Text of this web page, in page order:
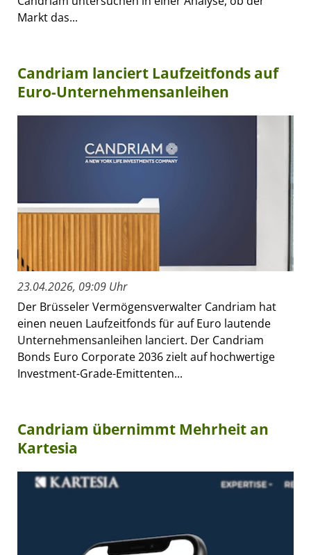
Markt das...
Candriam lanciert Laufzeitfonds auf
Euro-Unternehmensanleihen
23.04.2026, 09:09 Uhr
Der Brüsseler Vermögensverwalter Candriam hat
einen neuen Laufzeitfonds für auf Euro lautende
Unternehmensanleihen lanciert. Der Candriam
Bonds Euro Corporate 2036 zielt auf hochwertige
Investment-Grade-Emittenten...
Candriam übernimmt Mehrheit an
Kartesia